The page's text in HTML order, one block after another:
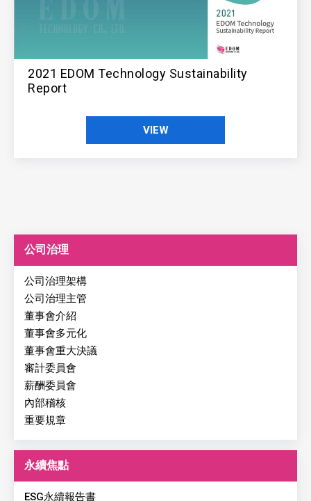
2021 EDOM Technology Sustainability
Report
VIEW
公司治理
公司治理架構
公司治理主管
董事會介紹
董事會多元化
董事會重大決議
審計委員會
薪酬委員會
內部稽核
重要規章
永續焦點
ESG永續報告書